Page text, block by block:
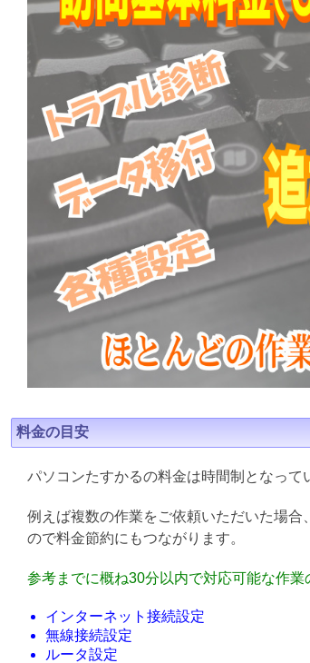
料金の目安
パソコンたすかるの料金は時間制となって
例えば複数の作業をご依頼いただいた場
ので料金節約にもつながります。
参考までに概ね30分以内で対応可能な作業
インターネット接続設定
無線接続設定
ルータ設定